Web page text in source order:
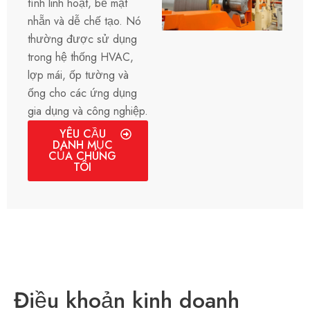
nhẵn và dễ chế tạo. Nó
thường được sử dụng
trong hệ thống HVAC,
lợp mái, ốp tường và
ống cho các ứng dụng
gia dụng và công nghiệp.
YÊU CẦU
DANH MỤC
CỦA CHÚNG
TÔI
Điều khoản kinh doanh